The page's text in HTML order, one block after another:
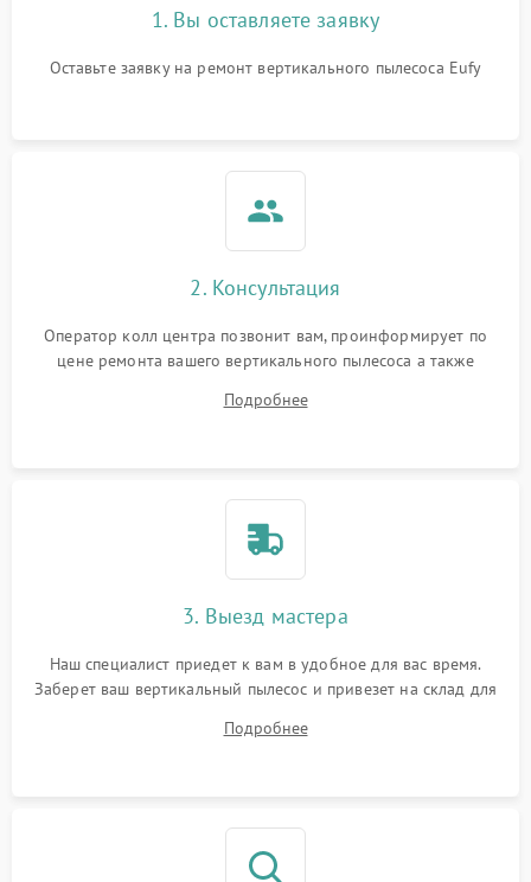
1. Вы оставляете заявку
Оставьте заявку на ремонт вертикального пылесоса Eufy
2. Консультация
Оператор колл центра позвонит вам, проинформирует по
цене ремонта вашего вертикального пылесоса а также
Подробнее
3. Выезд мастера
Наш специалист приедет к вам в удобное для вас время.
Заберет ваш вертикальный пылесос и привезет на склад для
Подробнее